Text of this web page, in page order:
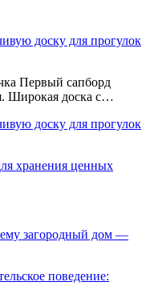
доску для прогулок
Первый сапборд
Широкая доска с…
доску для прогулок
хранения ценных
загородный дом —
поведение: